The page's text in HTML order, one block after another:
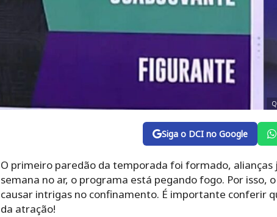
Siga o DCI no Google
O primeiro paredão da temporada foi formado,
semana no ar, o programa está pegando fogo. Por
causar intrigas no confinamento. É importante conferir
da atração!